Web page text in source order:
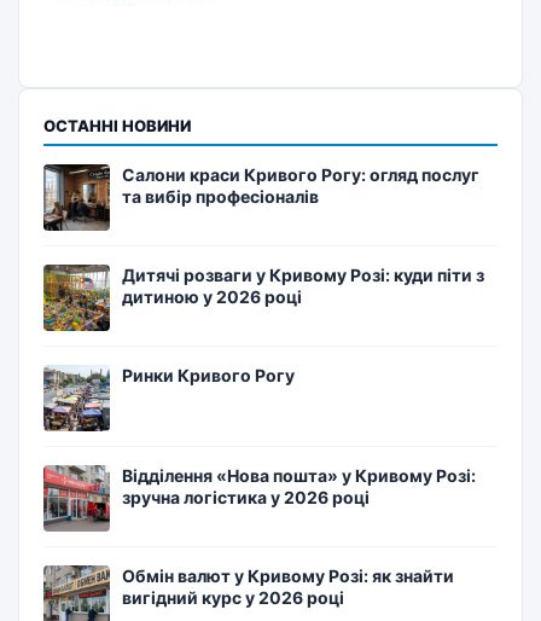
ОСТАННІ НОВИНИ
Салони краси Кривого Рогу: огляд послуг
та вибір професіоналів
Дитячі розваги у Кривому Розі: куди піти з
дитиною у 2026 році
Ринки Кривого Рогу
Відділення «Нова пошта» у Кривому Розі:
зручна логістика у 2026 році
Обмін валют у Кривому Розі: як знайти
вигідний курс у 2026 році